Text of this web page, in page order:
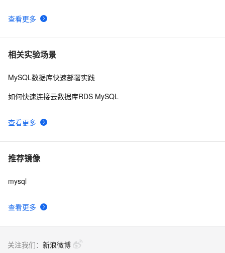
查看更多
相关实验场景
查看更多
MySQL数据库快速部署实践
如何快速连接云数据库RDS MySQL
推荐镜像
查看更多
mysql
关注我们： 新浪微博